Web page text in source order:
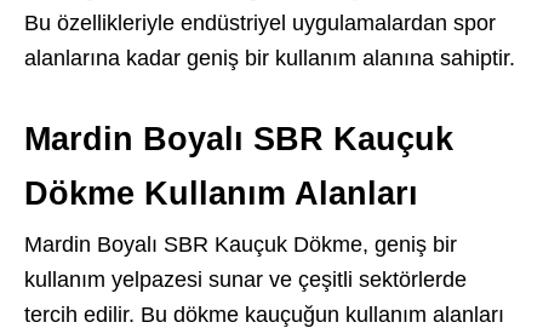
Bu özellikleriyle endüstriyel uygulamalardan spor
alanlarına kadar geniş bir kullanım alanına sahiptir.
Mardin Boyalı SBR Kauçuk
Dökme Kullanım Alanları
Mardin Boyalı SBR Kauçuk Dökme, geniş bir
kullanım yelpazesi sunar ve çeşitli sektörlerde
tercih edilir. Bu dökme kauçuğun kullanım alanları